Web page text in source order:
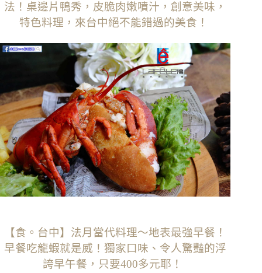
法！桌邊片鴨秀，皮脆肉嫩噴汁，創意美味，
特色料理，來台中絕不能錯過的美食！
【食。台中】法月當代料理〜地表最強早餐！
早餐吃龍蝦就是威！獨家口味、令人驚豔的浮
誇早午餐，只要400多元耶！